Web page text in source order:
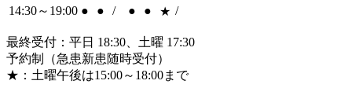
14:30～19:00 ● ● / ● ● ★ /
最終受付：平日 18:30、土曜 17:30
予約制（急患新患随時受付）
★：土曜午後は15:00～18:00まで